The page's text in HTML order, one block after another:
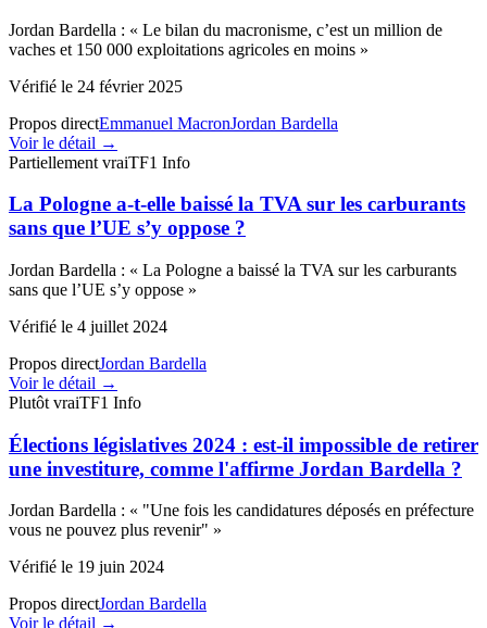
Jordan Bardella : « Le bilan du macronisme, c’est un million de
vaches et 150 000 exploitations agricoles en moins »
Vérifié le 24 février 2025
Propos directEmmanuel MacronJordan Bardella
Voir le détail →
Partiellement vraiTF1 Info
La Pologne a-t-elle baissé la TVA sur les carburants
sans que l’UE s’y oppose ?
Jordan Bardella : « La Pologne a baissé la TVA sur les carburants
sans que l’UE s’y oppose »
Vérifié le 4 juillet 2024
Propos directJordan Bardella
Voir le détail →
Plutôt vraiTF1 Info
Élections législatives 2024 : est-il impossible de retirer
une investiture, comme l'affirme Jordan Bardella ?
Jordan Bardella : « "Une fois les candidatures déposés en préfecture
vous ne pouvez plus revenir" »
Vérifié le 19 juin 2024
Propos directJordan Bardella
Voir le détail →